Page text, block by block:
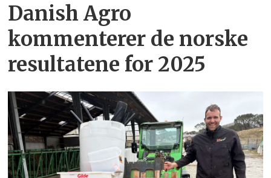
Danish Agro
kommenterer de norske
resultatene for 2025